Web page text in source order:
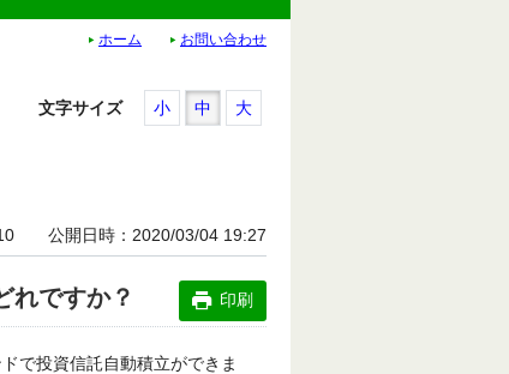
ホーム お問い合わせ
文字サイズ 小 中 大
公開日時 2020/03/04 19:27
れですか？ 印刷
で投資信託自動積立ができま